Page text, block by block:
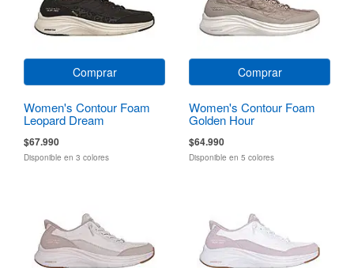
Comprar
Women's Contour Foam
Leopard Dream
$67.990
Disponible en 3 colores
Comprar
Women's Contour Foam
Golden Hour
$64.990
Disponible en 5 colores